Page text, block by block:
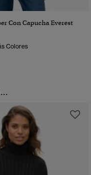
Con Capucha Everest
Colores